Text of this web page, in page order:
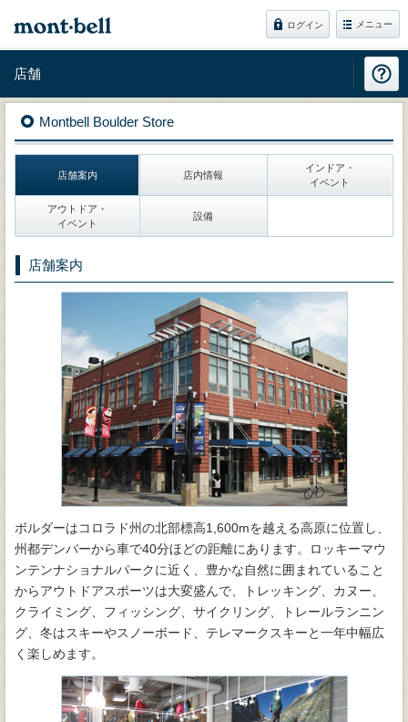
ログイン メニュー
店舗
Montbell Boulder Store
店舗案内 店内情報
インドア・
イベント
アウトドア・
イベント
設備
店舗案内
ボルダーはコロラド州の北部標高1,600mを越える高原に位置し、
州都デンバーから車で40分ほどの距離にあります。ロッキーマウ
ンテンナショナルパークに近く、豊かな自然に囲まれていること
からアウトドアスポーツは大変盛んで、トレッキング、カヌー、
クライミング、フィッシング、サイクリング、トレールランニン
グ、冬はスキーやスノーボード、テレマークスキーと一年中幅広
く楽しめます。